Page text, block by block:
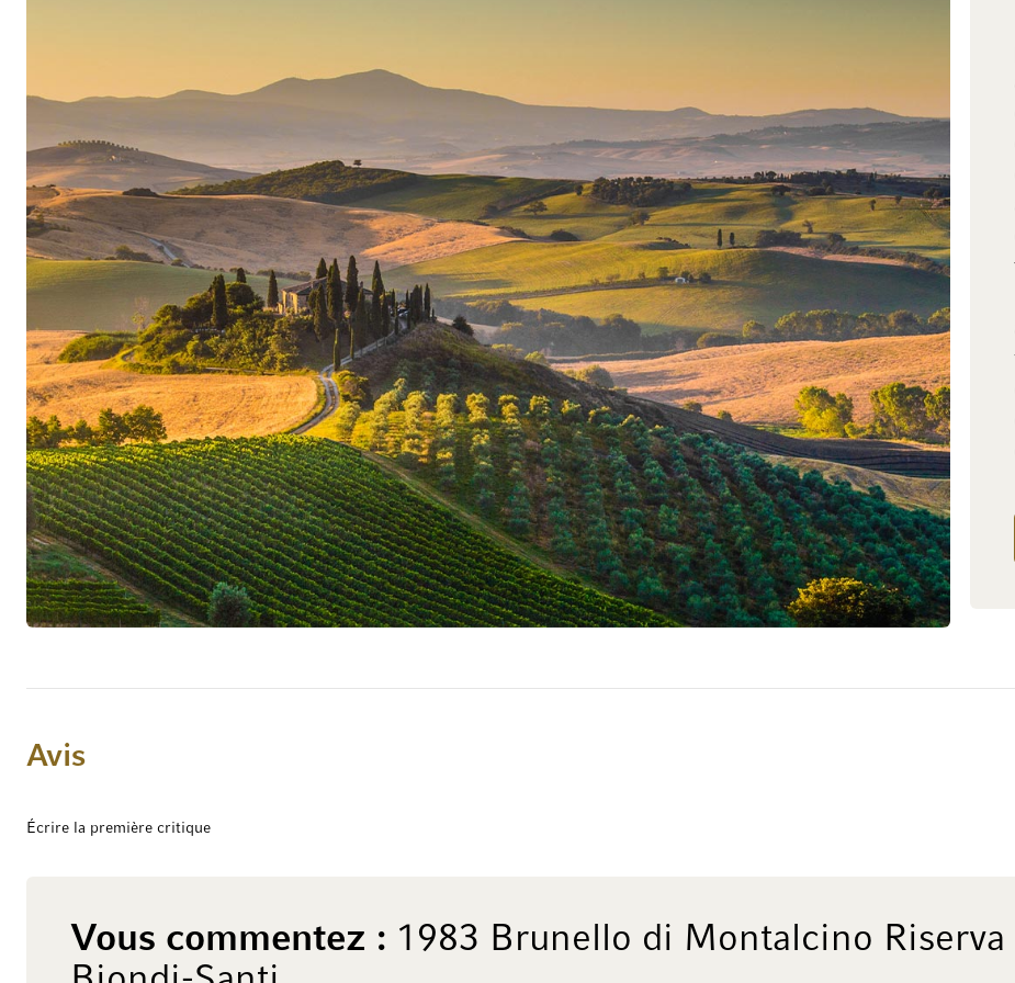
classique. Aujourd’hui, le domaine renommé ne peut non seulement se flatter
d’avoir trouvé son propre style de vin, mais d’avoir persévéré dans l’idée qu’elle
se faisait du Brunello: beaucoup de temps, pas de fût neuf, un vrai Sangiovese
old-school. (vieille école).
Dans le chai, Jacopo Biondi Santi et son fils Tancredi junior emploient toujours
les méthodes éprouvées de leurs aïeux: une vendange manuelle minutieuse, des
temps de macération prolongés, l’utilisation de levures indigènes et 36 mois de
vieillissement en grands fûts de chêne de Slavonie. Enfin, pour que les vins
développent équilibre et harmonie et puissent exprimer leur fascinante
complexité et leur incomparable élégance, ils les laissent s’affiner patiemment en
bouteille avant de s’en séparer.
Brunello légendaire et Riserva magique
Actuellement, 18 hectares de vignobles sont cultivés – une petite exploitation
artisanale qui ne produit que de faibles quantités, mais qui permet en
contrepartie d’entretenir chaque terroir individuellement et avec un soin
particulier. Selon le principe en vigueur depuis toujours, chez Biondi Santi: la
classe plutôt que la masse. A l’exception d’un seul vignoble, tous les autres
entourent le domaine d’une splendide mosaïque de parcelles orientées aux quatre
d’expositions s’accompagne de caractéristiques bien différentes qui, par leur
séduisant et extraordinairement intense, chaleureux au palais, d’une structure
Santi vinifie également un Riserva, à partir des raisins des plus vieux vignobles.
extrême grande finesse, qui résume de manière absolument magistrale toute la
magie de Biondi Santi.
Avis
Écrire la première critique
Vous commentez : 1983 Brunello di Montalcino Riserva